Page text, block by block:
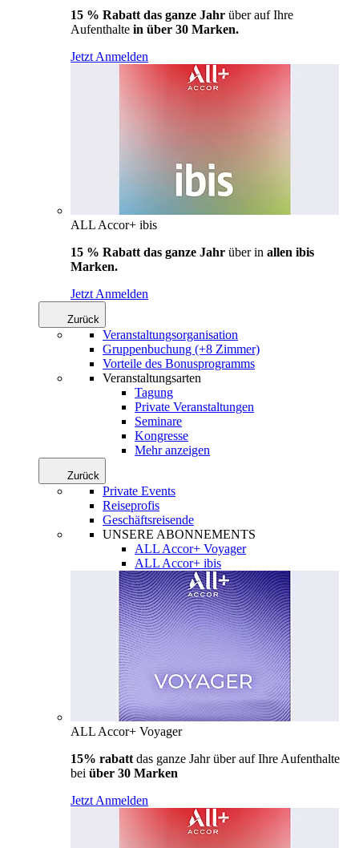
15 % Rabatt das ganze Jahr über auf Ihre
Aufenthalte in über 30 Marken.
Jetzt Anmelden
ALL Accor+ ibis
15 % Rabatt das ganze Jahr über in allen ibis
Marken.
Jetzt Anmelden
Zurück
Veranstaltungsorganisation
Gruppenbuchung (+8 Zimmer)
Vorteile des Bonusprogramms
Veranstaltungsarten
Tagung
Private Veranstaltungen
Seminare
Kongresse
Mehr anzeigen
Zurück
Private Events
Reiseprofis
Geschäftsreisende
UNSERE ABONNEMENTS
ALL Accor+ Voyager
ALL Accor+ ibis
ALL Accor+ Voyager
15% rabatt das ganze Jahr über auf Ihre Aufenthalte
bei über 30 Marken
Jetzt Anmelden